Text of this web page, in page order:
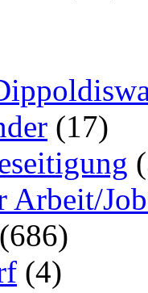
(17)
Arbeit/
(686)
(4)